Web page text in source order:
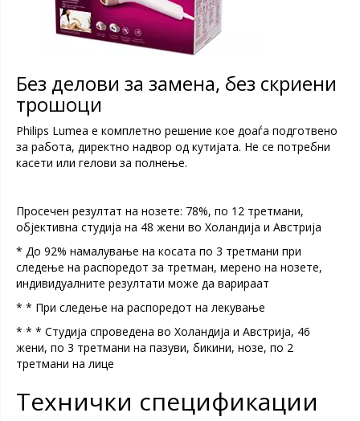
Без делови за замена, без скриени
трошоци
Philips Lumea е комплетно решение кое доаѓа подготвено
за работа, директно надвор од кутијата. Не се потребни
касети или гелови за полнење.
Просечен резултат на нозете: 78%, по 12 третмани,
објективна студија на 48 жени во Холандија и Австрија
* До 92% намалување на косата по 3 третмани при
следење на распоредот за третман, мерено на нозете,
индивидуалните резултати може да варираат
* * При следење на распоредот на лекување
* * * Студија спроведена во Холандија и Австрија, 46
жени, по 3 третмани на пазуви, бикини, нозе, по 2
третмани на лице
Технички спецификации